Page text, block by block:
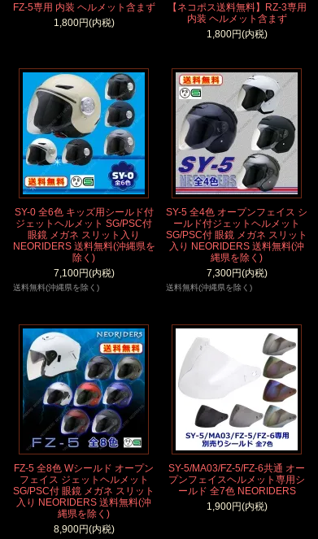
FZ-5専用 内装 ヘルメット含まず
1,800円(内税)
【ネコポス送料無料】RZ-3専用
内装 ヘルメット含まず
1,800円(内税)
SY-0 全6色 キッズ用シールド付
ジェットヘルメット SG/PSC付
眼鏡 メガネ スリット入り
NEORIDERS 送料無料(沖縄県を
除く)
7,100円(内税)
送料無料(沖縄県を除く)
SY-5 全4色 オープンフェイス シ
ールド付ジェットヘルメット
SG/PSC付 眼鏡 メガネ スリット
入り NEORIDERS 送料無料(沖
縄県を除く)
7,300円(内税)
送料無料(沖縄県を除く)
FZ-5 全8色 Wシールド オープン
フェイス ジェットヘルメット
SG/PSC付 眼鏡 メガネ スリット
入り NEORIDERS 送料無料(沖
縄県を除く)
8,900円(内税)
SY-5/MA03/FZ-5/FZ-6共通 オー
プンフェイスヘルメット専用シ
ールド 全7色 NEORIDERS
1,900円(内税)